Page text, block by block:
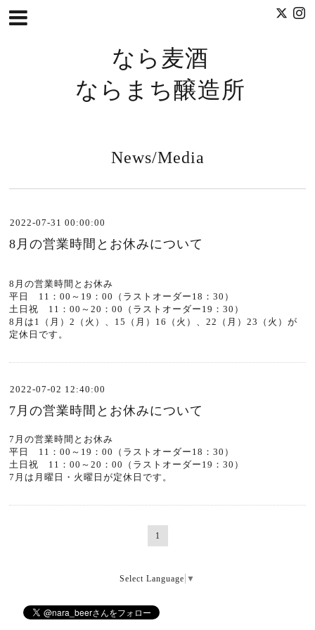
なら麦酒
ならまち醸造所
News/Media
2022-07-31 00:00:00
8月の営業時間とお休みについて
8月の営業時間とお休み
平日 11：00～19：00（ラストオーダー18：30）
土日祝 11：00～20：00（ラストオーダー19：30）
8月は1（月）2（火）、15
（月）16（火）、22 （月）23（火）が
定休日です。
2022-07-02 12:40:00
7月の営業時間とお休みについて
7月の営業時間とお休み
平日 11：00～19：00（ラストオーダー18：30）
土日祝 11：00～20：00（ラストオーダー19：30）
7月は月曜日・火曜日が定休日です。
1
Select Language ▼